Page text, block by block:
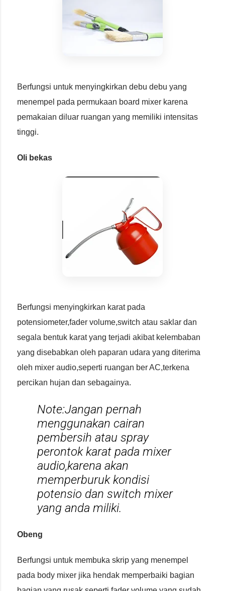
Berfungsi untuk menyingkirkan debu debu yang
menempel pada permukaan board mixer karena
pemakaian diluar ruangan yang memiliki intensitas
tinggi.
Oli bekas
Berfungsi menyingkirkan karat pada
potensiometer,fader volume,switch atau saklar dan
segala bentuk karat yang terjadi akibat kelembaban
yang disebabkan oleh paparan udara yang diterima
oleh mixer audio,seperti ruangan ber AC,terkena
percikan hujan dan sebagainya.
Note:Jangan pernah
menggunakan cairan
pembersih atau spray
perontok karat pada mixer
audio,karena akan
memperburuk kondisi
potensio dan switch mixer
yang anda miliki.
Obeng
Berfungsi untuk membuka skrip yang menempel
pada body mixer jika hendak memperbaiki bagian